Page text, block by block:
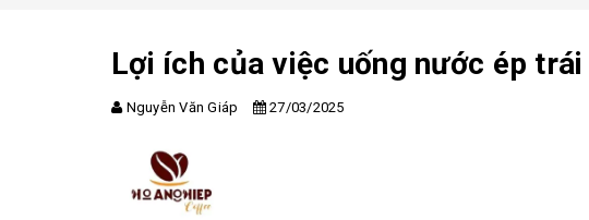
Lợi ích của việc uống nước ép
Nguyễn Văn Giáp 27/03/2025